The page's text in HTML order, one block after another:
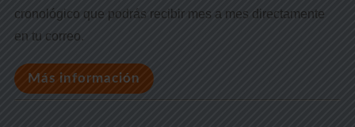
cronológico que podrás recibir mes a mes directamente
en tu correo.
Más información